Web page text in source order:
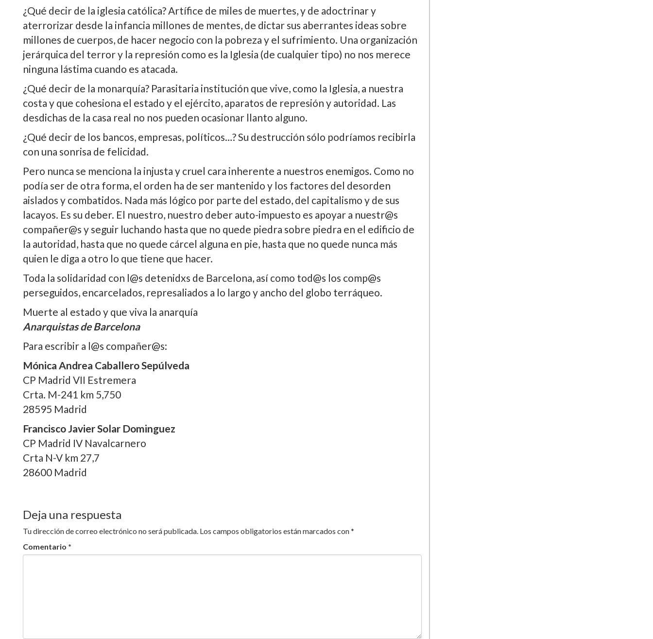
¿Qué decir de la iglesia católica? Artí­fice de miles de muertes, y de adoctrinar y
aterrorizar desde la infancia millones de mentes, de dictar sus aberrantes ideas sobre
millones de cuerpos, de hacer negocio con la pobreza y el sufrimiento. Una organización
jerárquica del terror y la represión como es la Iglesia (de cualquier tipo) no nos merece
ninguna lástima cuando es atacada.
¿Qué decir de la monarquí­a? Parasitaria institución que vive, como la Iglesia, a nuestra
costa y que cohesiona el estado y el ejército, aparatos de represión y autoridad. Las
desdichas de la casa real no nos pueden ocasionar llanto alguno.
¿Qué decir de los bancos, empresas, polí­ticos…? Su destrucción sólo podrí­amos recibirla
con una sonrisa de felicidad.
Pero nunca se menciona la injusta y cruel cara inherente a nuestros enemigos. Como no
podí­a ser de otra forma, el orden ha de ser mantenido y los factores del desorden
aislados y combatidos. Nada más lógico por parte del estado, del capitalismo y de sus
lacayos. Es su deber. El nuestro, nuestro deber auto-impuesto es apoyar a nuestr@s
compañer@s y seguir luchando hasta que no quede piedra sobre piedra en el edificio de
la autoridad, hasta que no quede cárcel alguna en pie, hasta que no quede nunca más
quien le diga a otro lo que tiene que hacer.
Toda la solidaridad con l@s detenidxs de Barcelona, así­ como tod@s los comp@s
perseguidos, encarcelados, represaliados a lo largo y ancho del globo terráqueo.
Muerte al estado y que viva la anarquí­a
Anarquistas de Barcelona
Para escribir a l@s compañer@s:
Mónica Andrea Caballero Sepúlveda
CP Madrid VII Estremera
Crta. M-241 km 5,750
28595 Madrid
Francisco Javier Solar Dominguez
CP Madrid IV Navalcarnero
Crta N-V km 27,7
28600 Madrid
Deja una respuesta
Tu dirección de correo electrónico no será publicada. Los campos obligatorios están marcados con*
Comentario *